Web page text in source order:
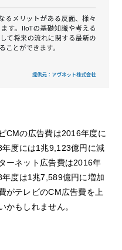
CMの広告費は2016年度に
度には1兆9,123億円に減
ーネット広告費は2016年
度は1兆7,589億円に増加
がテレビのCM広告費を上
かもしれません。